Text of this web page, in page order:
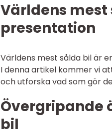
Världens
presentation
Världens mest sålda bil är
I denna artikel kommer vi
och utforska vad som gör
Övergripande
bil